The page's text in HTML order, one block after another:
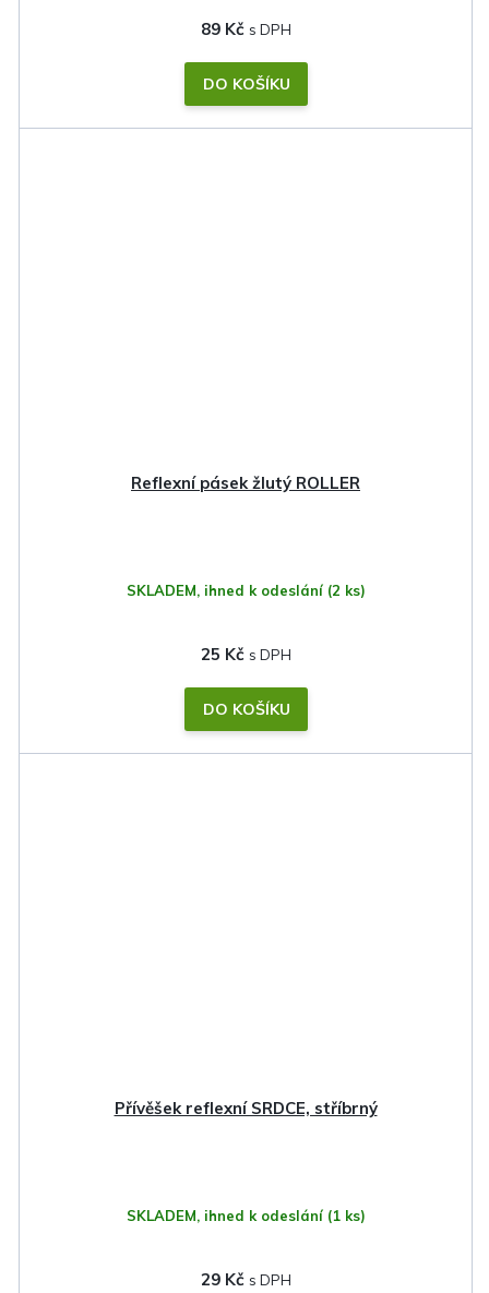
89 Kč
DO KOŠÍKU
Reflexní pásek žlutý ROLLER
SKLADEM, ihned k odeslání (2 ks)
25 Kč
DO KOŠÍKU
Přívěšek reflexní SRDCE, stříbrný
SKLADEM, ihned k odeslání (1 ks)
29 Kč